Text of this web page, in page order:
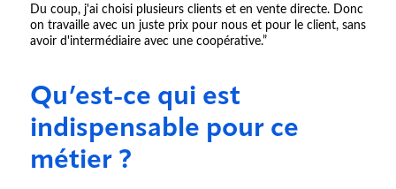
Du coup, j'ai choisi plusieurs clients et en vente directe. Donc
on travaille avec un juste prix pour nous et pour le client, sans
avoir d'intermédiaire avec une coopérative.”
Qu’est-ce qui est
indispensable pour ce
métier ?